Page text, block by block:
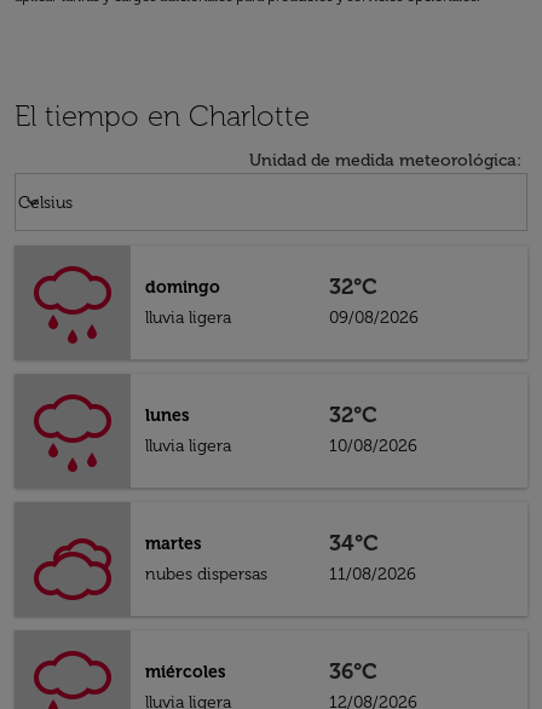
El tiempo en Charlotte
Unidad de medida meteorológica:
Celsius
keyboard_arrow_down
domingo
lluvia ligera
32°C
09/08/2026
lunes
lluvia ligera
32°C
10/08/2026
martes
nubes dispersas
34°C
11/08/2026
miércoles
lluvia ligera
36°C
12/08/2026